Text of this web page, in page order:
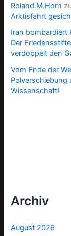
Roland.M.Horn
Arktisfahrt
Iran
Der
verdoppelt den
Vom Ende der
Polverschiebung
Wissenschaft!
Archiv
August 2026